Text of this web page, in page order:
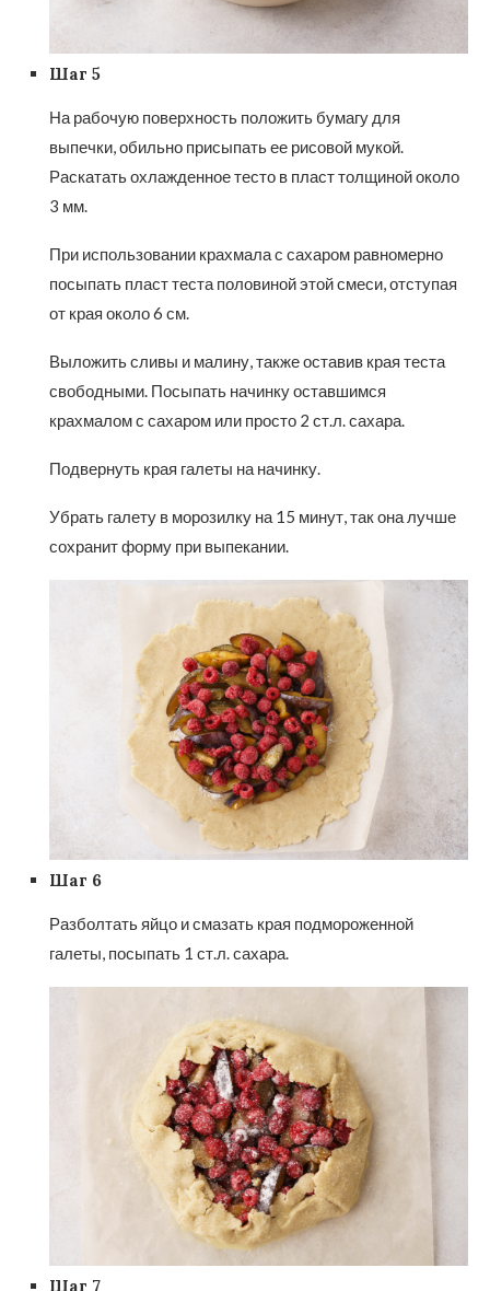
Шаг 5
На рабочую поверхность положить бумагу для
выпечки, обильно присыпать ее рисовой мукой.
Раскатать охлажденное тесто в пласт толщиной около
3 мм.
При использовании крахмала с сахаром равномерно
посыпать пласт теста половиной этой смеси, отступая
от края около 6 см.
Выложить сливы и малину, также оставив края теста
свободными. Посыпать начинку оставшимся
крахмалом с сахаром или просто 2 ст.л. сахара.
Подвернуть края галеты на начинку.
Убрать галету в морозилку на 15 минут, так она лучше
сохранит форму при выпекании.
Шаг 6
Разболтать яйцо и смазать края подмороженной
галеты, посыпать 1 ст.л. сахара.
Шаг 7